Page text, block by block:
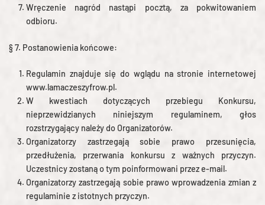
Wręczenie nagród nastąpi pocztą, za pokwitowaniem
odbioru.
§ 7. Postanowienia końcowe:
Regulamin znajduje się do wglądu na stronie internetowej
www.lamaczeszyfrow.pl.
W kwestiach dotyczących przebiegu Konkursu,
nieprzewidzianych niniejszym regulaminem, głos
rozstrzygający należy do Organizatorów.
Organizatorzy zastrzegają sobie prawo przesunięcia,
przedłużenia, przerwania konkursu z ważnych przyczyn.
Uczestnicy zostaną o tym poinformowani przez e-mail.
Organizatorzy zastrzegają sobie prawo wprowadzenia zmian z
regulaminie z istotnych przyczyn.